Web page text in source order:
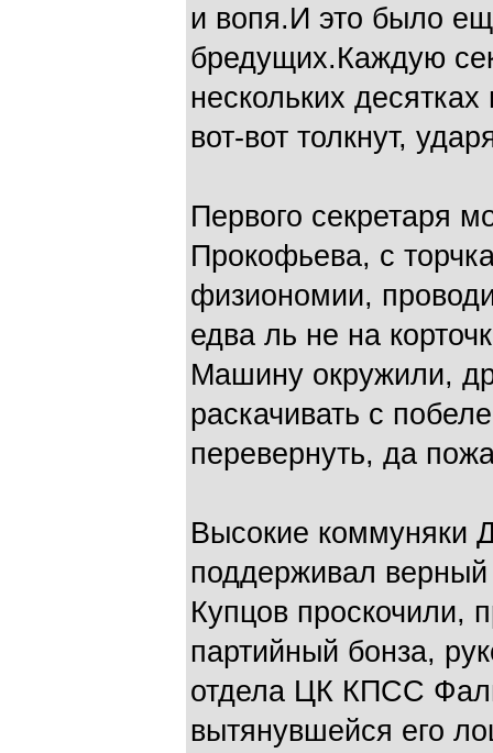
и вопя.И это было
бредущих.Каждую
нескольких
вот-вот толкнут,
Первого секретаря
Прокофьева, с
физиономии,
едва ль не на
Машину окружили,
раскачивать с
перевернуть, да
Высокие коммуняки
поддерживал
Купцов проскочили,
партийный бонза,
отдела ЦК КПСС
вытянувшейся его